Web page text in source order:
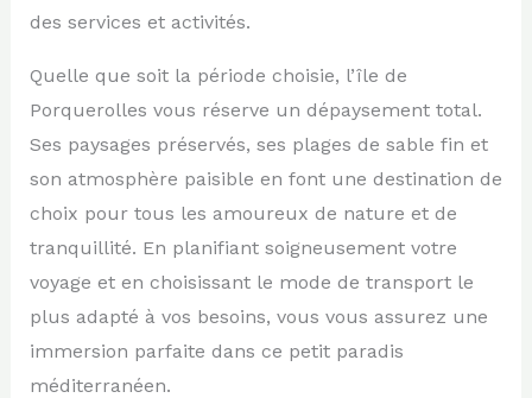
des services et activités.
Quelle que soit la période choisie, l’île de
Porquerolles vous réserve un dépaysement total.
Ses paysages préservés, ses plages de sable fin et
son atmosphère paisible en font une destination de
choix pour tous les amoureux de nature et de
tranquillité. En planifiant soigneusement votre
voyage et en choisissant le mode de transport le
plus adapté à vos besoins, vous vous assurez une
immersion parfaite dans ce petit paradis
méditerranéen.